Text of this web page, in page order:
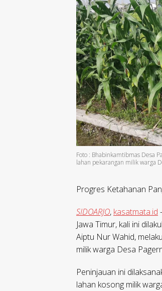
Foto : Bhabinkamtibmas Desa
lahan pekarangan milik warga
Progres Ketahanan
SIDOARJO, kasatmata.id
Jawa Timur, kali ini
Aiptu Nur Wahid,
milik warga Desa
Peninjauan ini
lahan kosong milik